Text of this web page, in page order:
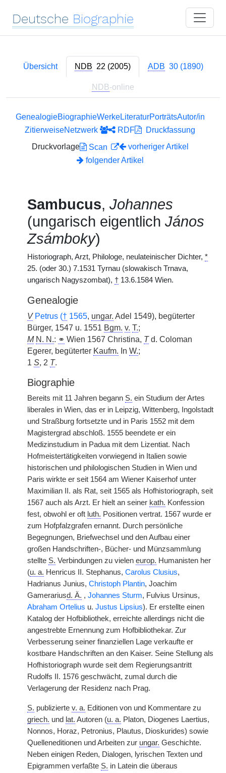
Deutsche Biographie
Übersicht NDB 22 (2005) ADB 30 (1890)
NDB-online
GenealogieBiographieWerkeLiteraturPorträtsAutor/in
ZitierweiseNetzwerk RDF
Druckfassung
Druckvorlage
Scan
vorheriger Artikel
folgender Artikel
Sambucus, Johannes
(ungarisch eigentlich János
Zsámboky)
Historiograph, Arzt, Philologe, neulateinischer Dichter, *
25. (oder 30.) 7.1531 Tyrnau (slowakisch Trnava,
ungarisch Nagyszombat), † 13.6.1584 Wien.
Genealogie
V Petrus († 1565, ungar. Adel 1549), begüterter
Bürger, 1547 u. 1551 Bgm. v. T.;
M N. N.: ⚭ Wien 1567 Christina, Td. Coloman
Egerer, begüterter Kaufm. In W.;
1 S, 2 T.
Biographie
Bereits mit 11 Jahren begann S. ein Studium der Artes
liberales in Wien, das er in Leipzig, Wittenberg, Ingolstadt
und Straßburg fortsetzte und in Paris 1552 mit dem
Magistergrad abschloß. 1555 beendete er ein
Medizinstudium in Padua mit dem Lizentiat. Nach
Hofmeistertätigkeiten vorwiegend in Italien sowie
historischen und philologischen Studien in Wien und
Paris wirkte er seit 1564 am Wiener Kaiserhof unter
Maximilian II. als Rat, seit 1565 als Hofhistoriograph, seit
1567 auch als Arzt. Er hielt an seiner kath. Konfession
fest, obwohl er oft luth. Positionen vertrat. 1567 wurde er
zum Hofpfalzgrafen ernannt. Durch persönliche
Begegnungen, Briefwechsel und den Aufbau einer
großen Handschriften-, Bücher- und Münzsammlung
stellte S. Verbindungen zu vielen europ. Humanisten her
(u. a. Henricus II. Stephanus, Carolus Clusius,
Hadrianus Junius, Christoph Plantin, Joachim
Gamerariusd. Ä. , Johannes Sturm, Fulvius Ursinus,
Abraham Ortelius u. Justus Lipsius). Er erstellte einen
Katalog der Hofbibliothek, erreichte allerdings nicht die
angestrebte Ernennung zum Hofbibliothekar. Zur
Verbesserung seiner finanziellen Lage verkaufte er
kostbare Handschriften an den Kaiser. Seine Stellung als
Hofhistoriograph wurde seit dem Regierungsantritt
Rudolfs II. 1576 geschwächt, zumal durch die
Verlagerung der Residenz nach Prag.
S. publizierte v. a. Editionen von und Kommentare zu
griech. und lat. Autoren (u. a. Platon, Diogenes Laertius,
Nonnos, Horaz, Petronius, Plautus, Dioskurides) sowie
Quelleneditionen und Arbeiten zur ungar. Geschichte.
Neben einigen Reden, Dialogen, lyrischen Texten und
Epigrammen verfaßte S. in Latein die überaus